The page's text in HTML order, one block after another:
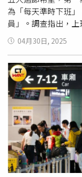
頭，並認為一次休
有超過半個月的假
37.7%，而二度就
工作空窗期長達4.9
庭考慮想要轉換工
39%的職場媽媽表
子。她們對現今職
升遷或薪資歧視。
為「每天準時下班
員」。調查指出，
9.7小時，自認「日
6上班族怕自己過勞
工心中理想工時為
的人指出，曾被主
驗；有63.8%的人
工認為，自己的身
親人、情人相處的
31.2%的人表示，
日。儘管如此，最
均為61.2分，比去
04月30日, 2025